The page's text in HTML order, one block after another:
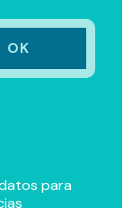
para